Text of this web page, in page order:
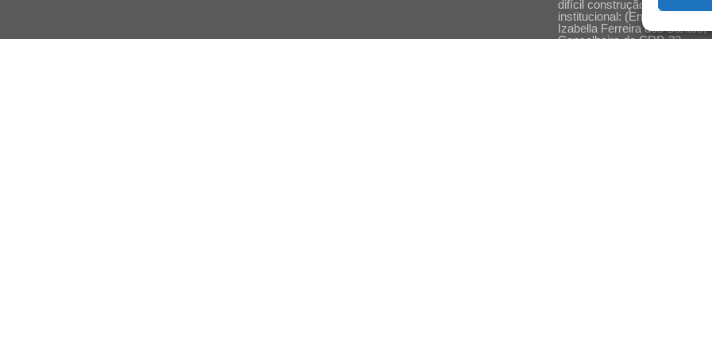
difícil construção do
institucional: (En)cena
Izabella Ferreira dos Santos,
Conselheira do CRP-23